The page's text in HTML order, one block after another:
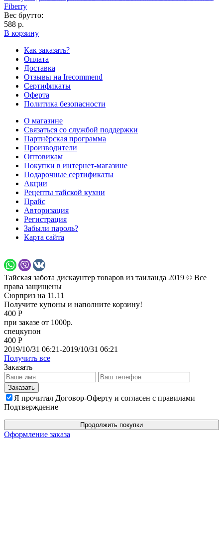
Fiberry
Вес брутто:
588 р.
В корзину
Как заказать?
Оплата
Доставка
Отзывы на Irecommend
Сертификаты
Оферта
Политика безопасности
О магазине
Связаться со службой поддержки
Партнёрская программа
Производители
Оптовикам
Покупки в интернет-магазине
Подарочные сертификаты
Акции
Рецепты тайской кухни
Прайс
Авторизация
Регистрация
Забыли пароль?
Карта сайта
Тайская забота дискаунтер товаров из таиланда 2019 © Все
права защищены
Сюрприз на 11.11
Получите купоны и наполните корзину!
400 Р
при заказе от 1000р.
спецкупон
400 Р
2019/10/31 06:21-2019/10/31 06:21
Получить все
Заказать
Я прочитал Договор-Оферту и согласен с правилами
Подтверждение
Продолжить покупки
Оформление заказа